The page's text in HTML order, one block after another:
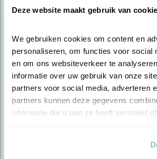
Deze website maakt gebruik van
We gebruiken cookies om content en
personaliseren, om functies voor social
en om ons websiteverkeer te
informatie over uw gebruik van onze
partners voor social media, adverteren
partners kunnen deze gegevens
informatie die u aan ze heeft verstrekt